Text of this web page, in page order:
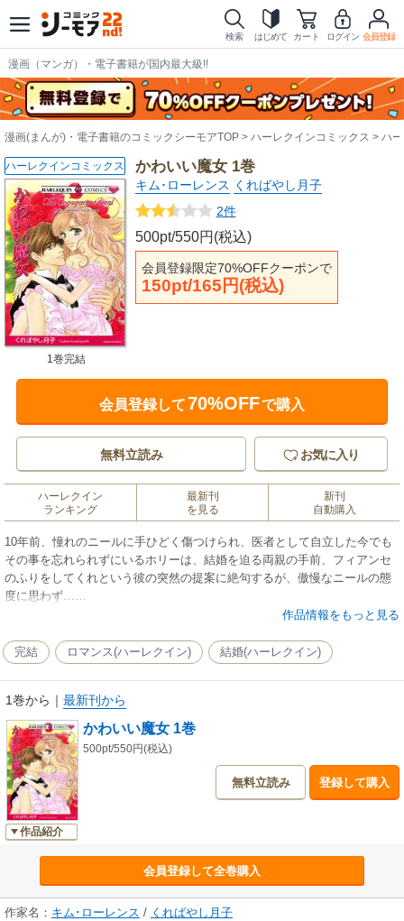
検索 はじめて カート ログイン 会員登録
漫画（マンガ）・電子書籍が国内最大級!!
漫画(まんが)・電子書籍のコミックシーモアTOP ハーレクインコミックス ハ
かわいい魔女 1巻
キム･ローレンス くればやし月子
2件
500pt/550円(税込)
会員登録限定70%OFFクーポンで
150pt/165円(税込)
ハーレクインコミックス
1巻完結
会員登録して70%OFFで購入
無料立読み お気に入り
ハーレクイン
ランキング
最新刊
を見る
新刊
自動購入
10年前、憧れのニールに手ひどく傷つけられ、医者として自立した今でも
その事を忘れられずにいるホリーは、結婚を迫る両親の手前、フィアンセ
のふりをしてくれという彼の突然の提案に絶句するが、傲慢なニールの態
度に思わず……
作品情報をもっと見る
完結 ロマンス(ハーレクイン) 結婚(ハーレクイン)
1巻から ｜ 最新刊から
作品紹介
かわいい魔女 1巻
500pt/550円(税込)
無料立読み 登録して購入
会員登録して全巻購入
作家名： キム･ローレンス / くればやし月子